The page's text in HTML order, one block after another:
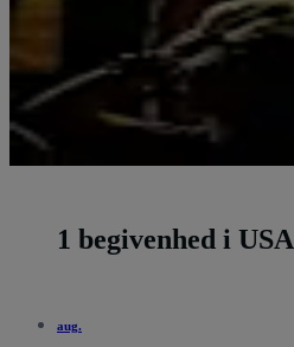
1 begivenhed i USA
aug.